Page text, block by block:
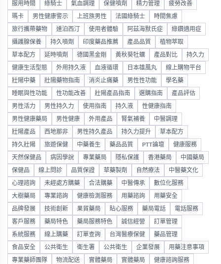
服用時間 綠騎士 氣血調理 保健噴劑 精力管理 疲勞改善
瑪卡 男性健康警示 上班族男性 法國綠騎士 時間焦慮
旅行攜帶藥物 達泊西汀 使用者體驗 阿茲海默氏症 綠鑽適用症
攝護腺保養 持久噴劑 印度藥品推薦 產品品質 植物萃取
草本配方 延時噴劑 德國黑金剛 黃秋葵牡蠣 產品對比 持久力
健康生活型態 外用持久液 血液循環 日本雄風丸 線上購物平台
壯陽中藥 壯陽藥物指南 消炎止痛藥 男性性功能 學名藥
睡眠與性功能 性功能改善 壯陽產品指南 選購指南 產品評估
男性活力 男性持久力 使用指南 持久液 性健康指南
男性健康藥局 男性健康 外用產品 腎氣補養 中醫調理
壯陽產品 西地那非 男性持久產品 持久力提升 草本配方
持久壯陽 旅遊保健 中藥養生 藥品品質 PTT論壇 健康服務
天然保健品 病因學說 專業藥局 隱私保護 香港藥局 中國藥局
保健品 線上問診 品質保證 草藥製劑 自然療法 中醫藥文化
心理諮詢 未經處方購藥 合法購藥 中醫傳承 數位化服務
大樹藥局 專業諮詢 健康檢測服務 用藥諮詢 用藥安全
品牌發展 技術創新 果貿藥局 貼心服務 藥局電話 電話服務
客戶服務 藥局特色 藥局服務特色 誠信經營 訂單管理
系統服務 線上購藥 訂單查詢 台灣醫療保健 藥品管理
食品安全 公共衛生 衛生署 公共衛生 企業發展 用藥注意事項
專業藥師團隊 物流配送 實體藥局 實體藥局 健康諮詢服務